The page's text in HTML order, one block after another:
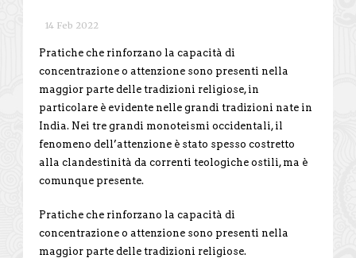
14 Feb 2022
Pratiche che rinforzano la capacità di
concentrazione o attenzione sono presenti nella
maggior parte delle tradizioni religiose, in
particolare è evidente nelle grandi tradizioni nate in
India. Nei tre grandi monoteismi occidentali, il
fenomeno dell’attenzione è stato spesso costretto
alla clandestinità da correnti teologiche ostili, ma è
comunque presente.
Pratiche che rinforzano la capacità di
concentrazione o attenzione sono presenti nella
maggior parte delle tradizioni religiose.